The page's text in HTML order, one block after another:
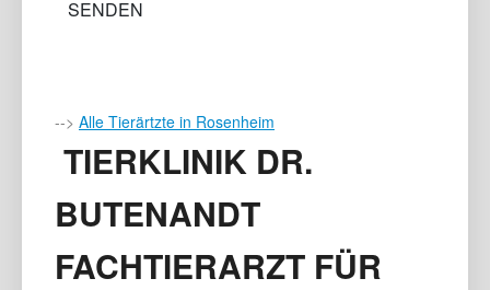
--> Alle Tierärtzte in Rosenheim
TIERKLINIK DR.
BUTENANDT
FACHTIERARZT FÜR